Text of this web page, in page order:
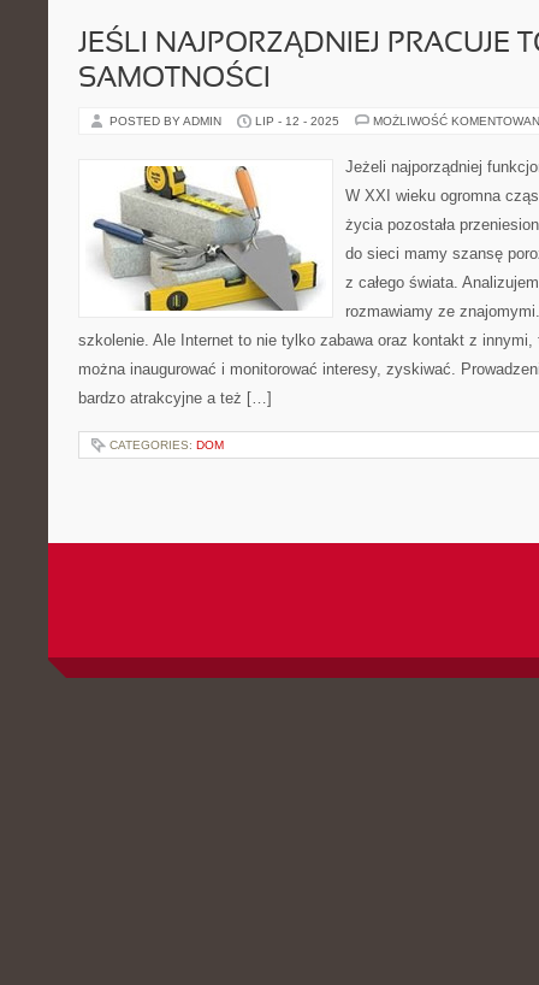
JEŚLI NAJPORZĄDNIEJ PRACUJE
SAMOTNOŚCI
POSTED BY ADMIN LIP - 12 - 2025 MOŻLIWOŚĆ
Jeżeli najporządniej
W XXI wieku ogromna
życia pozostała
do sieci mamy szansę
z całego świata.
rozmawiamy ze
szkolenie. Ale Internet to nie tylko zabawa oraz kontakt z innymi,
można inaugurować i monitorować interesy, zyskiwać.
bardzo atrakcyjne a też […]
CATEGORIES: DOM